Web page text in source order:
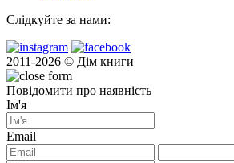
Слідкуйте за нами:
2011-2026 © Дім книги
Повідомити про наявність
Ім'я
Email